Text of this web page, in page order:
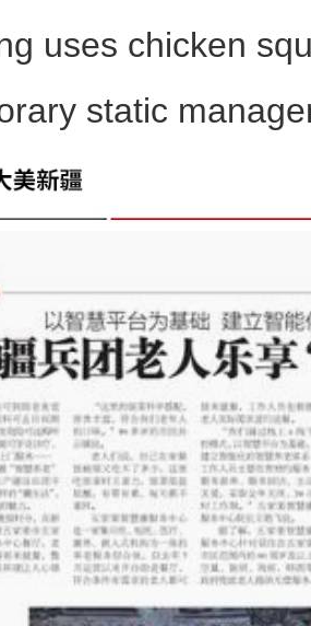
【新疆故事】新疆味道
uses chicken
static